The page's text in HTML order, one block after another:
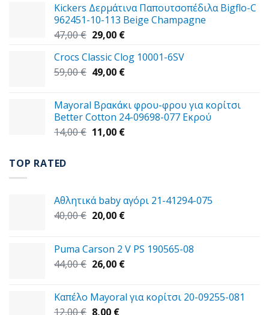
39,00 €.είναι:
30,00 €.
Kickers Δερμάτινα Παπουτσοπέδιλα Bigflo-C
962451-10-113 Beige Champagne
47,00€ Original
was:
47,00 €.
29,00 €Η
τιμή
είναι:
Crocs Classic Clog 10001-6SV
59,00€ Original
59,00 €.
49,00 €Η
είναι:
49,00 €.
Mayoral Βρακάκι φρου-φρου για κορίτσι
Better Cotton 24-09698-077 Εκρού
14,00€ Original
11,00 €Η
TOP RATED
Αθλητικά baby αγόρι 21-41294-075
40,00€ Original
40,00 €.
20,00 €Η
είναι:
20,00 €.
Puma Carson 2 V PS 190565-08
44,00€ Original
44,00 €.
26,00 €Η
είναι:
Καπέλο Mayoral για κορίτσι 20-09255-081
12,00€ Original
8,00 €Η